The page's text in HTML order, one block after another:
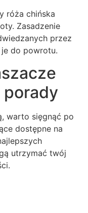
róża chińska
Zasadzenie
przez
do powrotu.
porady
warto sięgnąć po
dostępne na
utrzymać twój